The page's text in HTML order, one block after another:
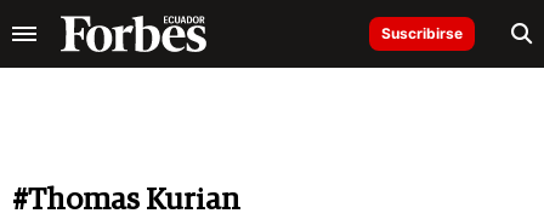
Suscribirse
#Thomas Kurian